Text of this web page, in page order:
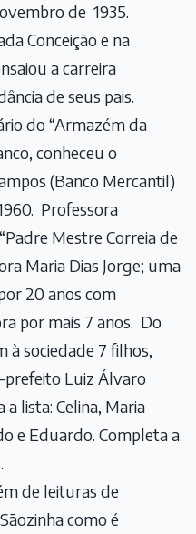
de 1935.
Conceição e na
a carreira
de seus pais.
do “Armazém da
conheceu o
(Banco Mercantil)
Professora
Mestre Correia de
Maria Dias Jorge; uma
20 anos com
por mais 7 anos. Do
sociedade 7 filhos,
Luiz Álvaro
lista: Celina, Maria
e Eduardo. Completa a
de leituras de
como é